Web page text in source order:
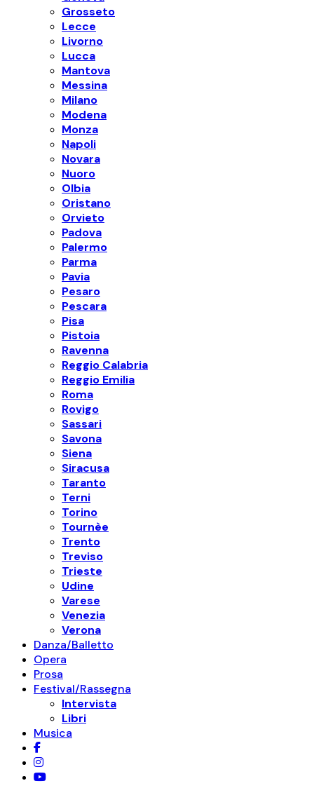
Grosseto
Lecce
Livorno
Lucca
Mantova
Messina
Milano
Modena
Monza
Napoli
Novara
Nuoro
Olbia
Oristano
Orvieto
Padova
Palermo
Parma
Pavia
Pesaro
Pescara
Pisa
Pistoia
Ravenna
Reggio Calabria
Reggio Emilia
Roma
Rovigo
Sassari
Savona
Siena
Siracusa
Taranto
Terni
Torino
Tournèe
Trento
Treviso
Trieste
Udine
Varese
Venezia
Verona
Danza/Balletto
Opera
Prosa
Festival/Rassegna
Intervista
Libri
Musica